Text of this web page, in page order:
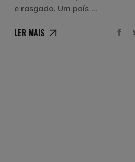
e rasgado. Um país
LER MAIS